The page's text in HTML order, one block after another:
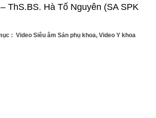
ThS.BS. Hà Tố Nguyên (SA SPK
: Video Siêu âm Sản phụ khoa, Video Y khoa